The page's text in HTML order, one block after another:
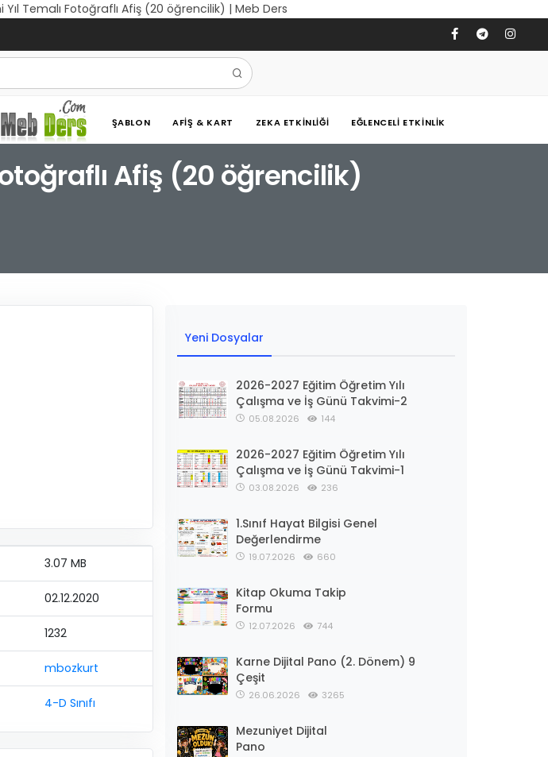
Yıl Temalı Fotoğraflı Afiş (20 öğrencilik) | Meb Ders
ŞABLON AFIŞ & KART ZEKA ETKINLIĞI EĞLENCELI ETKINLIK
Afiş (20 öğrencilik)
3.07 MB
02.12.2020
1232
mbozkurt
4-D Sınıfı
Yeni Dosyalar
2026-2027 Eğitim Öğretim Yılı
Çalışma ve İş Günü Takvimi-2
05.08.2026 144
2026-2027 Eğitim Öğretim Yılı
Çalışma ve İş Günü Takvimi-1
03.08.2026 236
1.Sınıf Hayat Bilgisi Genel
Değerlendirme
19.07.2026 660
Kitap Okuma Takip
Formu
12.07.2026 744
Karne Dijital Pano (2. Dönem) 9
Çeşit
26.06.2026 3265
Mezuniyet Dijital
Pano